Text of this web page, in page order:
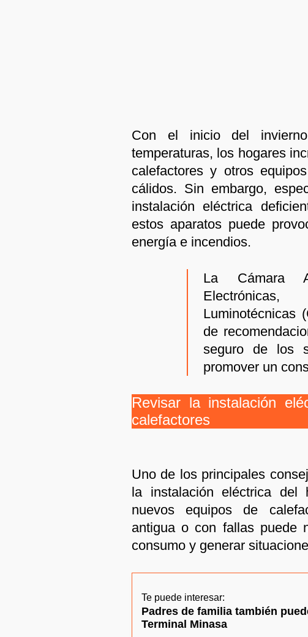
Con el inicio del
temperaturas, los hogares
calefactores y otros
cálidos. Sin embargo,
instalación eléctrica
estos aparatos puede
energía e incendios.
La Cámara
Luminotécnicas
de
seguro de los
promover un
Revisar la instalación
calefactores
Uno de los principales
la instalación eléctrica del
nuevos equipos de
antigua o con fallas puede
consumo y generar
Te puede interesar:
Padres de familia también
Terminal Minasa